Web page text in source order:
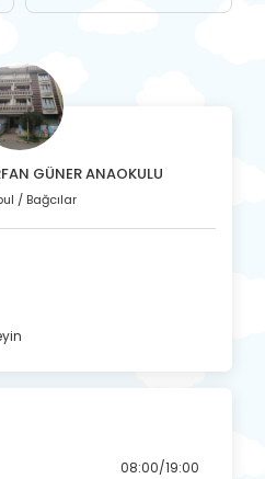
GÜNER ANAOKULU
/ Bağcılar
08:00/19:00